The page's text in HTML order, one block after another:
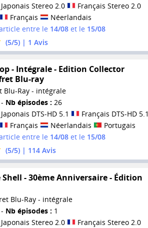
Japonais Stereo 2.0
Français Stereo 2.0
Français
Néerlandais
entre le 14/08et le 15/08
(5/5) | 1 Avis
- Intégrale - Edition Collector
Blu-ray
Blu-Ray - intégrale
Nb épisodes : 26
Japonais DTS-HD 5.1
Français DTS-HD 5.1
Français Néerlandais
Portugais
entre le 14/08et le 15/08
(5/5) | 114Avis
- 30ème Anniversaire - Édition
Blu-Ray - intégrale
Nb épisodes : 1
Japonais Stereo 2.0
Français Stereo 2.0